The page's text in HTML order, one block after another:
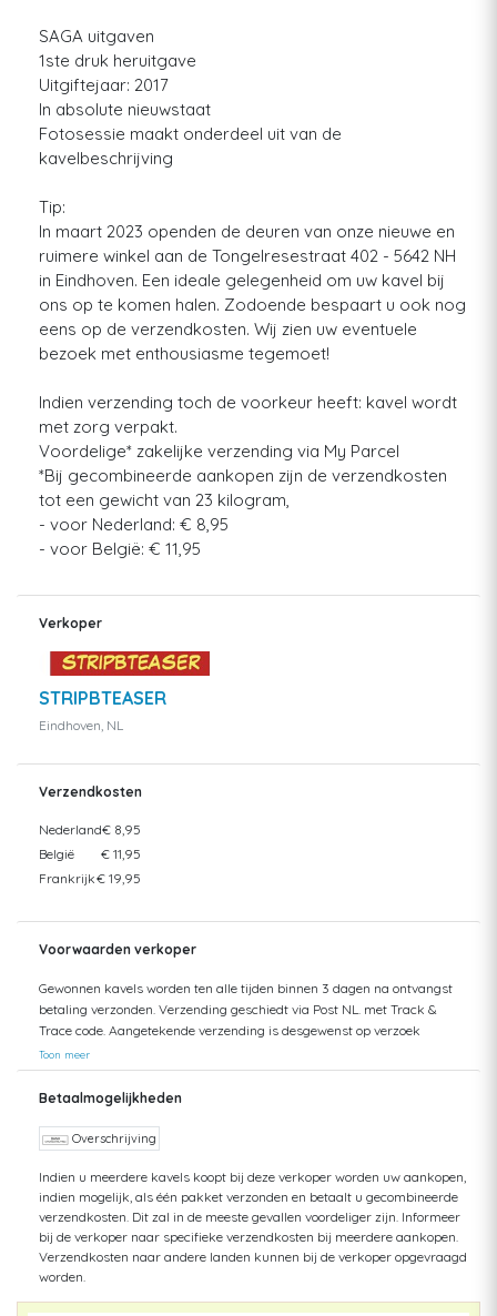
SAGA uitgaven
1ste druk heruitgave
Uitgiftejaar: 2017
In absolute nieuwstaat
Fotosessie maakt onderdeel uit van de
kavelbeschrijving
Tip:
In maart 2023 openden de deuren van onze nieuwe en
ruimere winkel aan de Tongelresestraat 402 - 5642 NH
in Eindhoven. Een ideale gelegenheid om uw kavel bij
ons op te komen halen. Zodoende bespaart u ook nog
eens op de verzendkosten. Wij zien uw eventuele
bezoek met enthousiasme tegemoet!
Indien verzending toch de voorkeur heeft: kavel wordt
met zorg verpakt.
Voordelige* zakelijke verzending via My Parcel
*Bij gecombineerde aankopen zijn de verzendkosten
tot een gewicht van 23 kilogram,
- voor Nederland: € 8,95
- voor België: € 11,95
Verkoper
STRIPBTEASER
Eindhoven, NL
Verzendkosten
Nederland€ 8,95
België
€ 11,95
Frankrijk€ 19,95
Voorwaarden verkoper
Gewonnen kavels worden ten alle tijden binnen 3 dagen na ontvangst
betaling verzonden. Verzending geschiedt via Post NL. met Track &
Trace code. Aangetekende verzending is desgewenst op verzoek
mogelijk. Kosten koper. Verzending naar buitenland geschiedt altijd
middels verzekerde pakketpost. Verzendkosten besparen? U kunt uw
aankopen ook ophalen bij ons in Eindhoven (NL). Ophalen is mogelijk tot
enkel nog verzending mogelijk met bijbetaling van verzendkosten en
opslag, administratie en verzekering. Het minimale bedrag dat wij
hiervoor in rekening brengen, is € 25,00 incl. BTW. Meerdere aankopen
binnen een periode van 5 werkdagen, kunt u in één keer laten
verzenden. U betaalt dan slechts 1x gecombineerde verzendkosten.
Schade goederen: Indien de koper bij ontvangst van de goederen
aantoonbare schade constateert aan de buitenzijde van de verpakking,
dient hij/zij het pakket/de pakketten ten alle tijden te weigeren. Indien u
Toon meer
Betaalmogelijkheden
Overschrijving
Indien u meerdere kavels koopt bij deze verkoper worden uw aankopen,
indien mogelijk, als één pakket verzonden en betaalt u gecombineerde
verzendkosten. Dit zal in de meeste gevallen voordeliger zijn. Informeer
bij de verkoper naar specifieke verzendkosten bij meerdere aankopen.
Verzendkosten naar andere landen kunnen bij de verkoper opgevraagd
worden.